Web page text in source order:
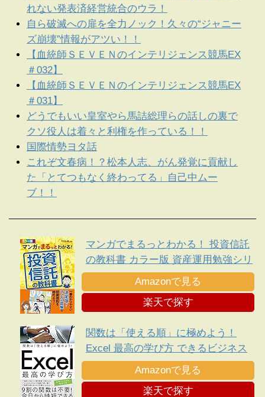
れない発表済経営統合のウラ！
自ら破滅への扉を全力ノック！久々の“ジャニー
ズ崩壊”情報がアツい！！
【血統師ＳＥＶＥＮのインテリジェンス競馬EX
＃032】
【血統師ＳＥＶＥＮのインテリジェンス競馬EX
＃031】
どうでもいい皇室やら馬詰総理らの話しの裏で
クソ役人は着々と利権を作っている！！
国際情勢ヨタ話
これぞ文春病！？松本人志、がん発覚に貢献し
た「とてつもなく終わってる」自己中ムー
ブ！！
マンガでまるっとわかる！ 投資信託
の教科書 カラー版 資産運用勉強シリ
ーズ
Amazonで見る
楽天で探す
関数は「使える順」に極めよう！
Excel 最高の学び方 できるビジネス
シリーズ
Amazonで見る
楽天で探す